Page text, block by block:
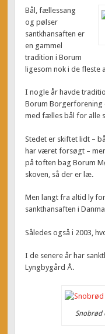
Bål, fællessang
og pølser
santkhansaften er
en gammel
tradition i Borum
ligesom nok i de fleste
I nogle år havde
Borum Borgerforening
med fælles bål for alle
Stedet er skiftet lidt –
har været forsøgt –
på toften bag Borum
skoven, så der er læ.
Men langt fra altid ly
sankthansaften i
Således også i 2003,
I de senere år har
Lyngbygård Å.
Snobrød